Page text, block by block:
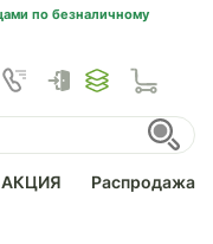
по безналичному
АКЦИЯ Распродажа